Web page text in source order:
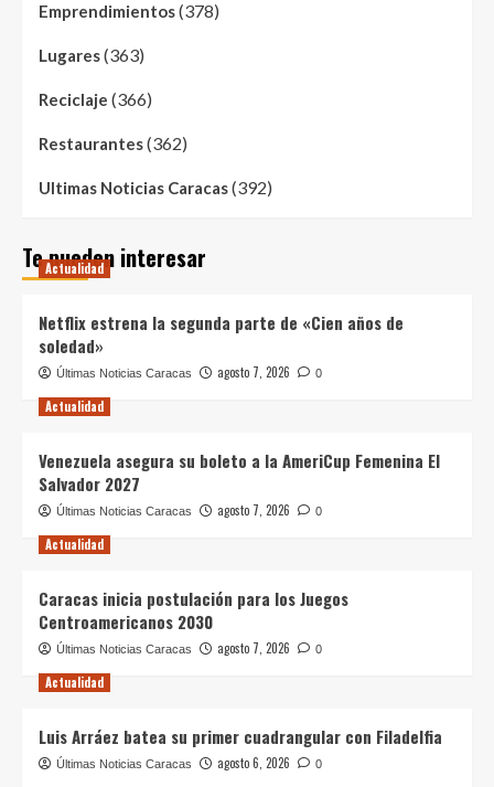
Emprendimientos(378)
Lugares(363)
Reciclaje (366)
Restaurantes(362)
Ultimas Noticias Caracas(392)
Te pueden interesar
Actualidad
Netflix estrena la segunda parte de «Cien años de
soledad»
Últimas Noticias Caracas agosto 7, 2026 0
Actualidad
Venezuela asegura su boleto a la AmeriCup Femenina El
Salvador 2027
Últimas Noticias Caracas agosto 7, 2026 0
Actualidad
Caracas inicia postulación para los Juegos
Centroamericanos 2030
Últimas Noticias Caracas agosto 7, 2026 0
Actualidad
Luis Arráez batea su primer cuadrangular con Filadelfia
Últimas Noticias Caracas agosto 6, 2026 0